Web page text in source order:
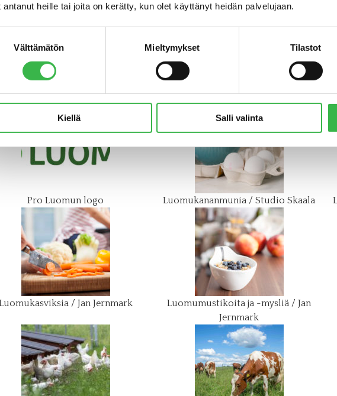
antanut heille tai joita on kerätty, kun olet käyttänyt heidän palvelujaan.
Välttämätön Mieltymykset Tilastot
Kiellä Salli valinta
kuvia saa käyttää luomuun liittyvässä uutisoinnissa lähde ja
Pro Luomun logo Luomukananmunia / Studio Skaala
/ Jan Jernmark
Luomumustikoita ja -mysliä / Jan
Jernmark